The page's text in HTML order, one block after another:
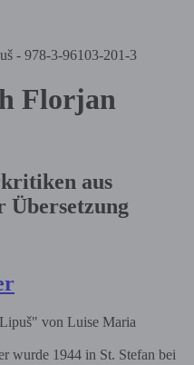
- 978-3-96103-201-3
Florjan
aus
Übersetzung
wurde 1944 in St. Stefan bei